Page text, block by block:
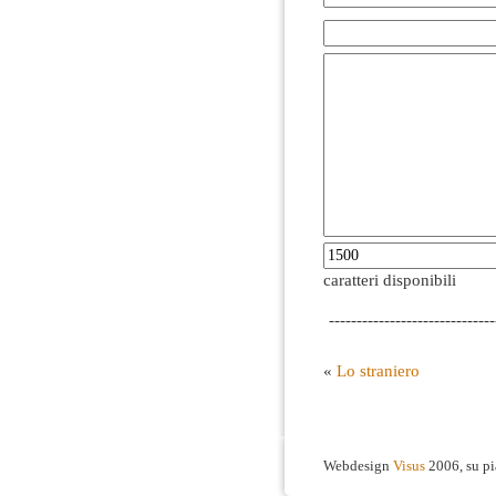
caratteri disponibili
« Lo straniero
Webdesign Visus 2006, su